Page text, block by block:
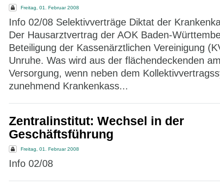
Freitag, 01. Februar 2008
Info 02/08 Selektivverträge Diktat der
Der Hausarztvertrag der AOK Baden-
Beteiligung der Kassenärztlichen Vereinigung
Unruhe. Was wird aus der flächendeckenden
Versorgung, wenn neben dem
zunehmend Krankenkass...
Zentralinstitut: Wechsel in der
Geschäftsführung
Freitag, 01. Februar 2008
Info 02/08